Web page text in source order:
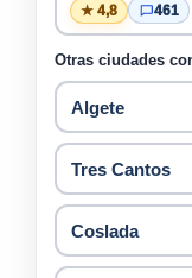
★ 4,8 461
Otras ciudades
Algete
Tres Cantos
Coslada